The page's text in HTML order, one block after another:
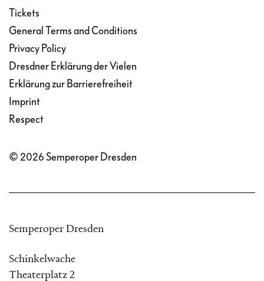
Tickets
General Terms and Conditions
Privacy Policy
Dresdner Erklärung der Vielen
Erklärung zur Barrierefreiheit
Imprint
Respect
© 2026 Semperoper Dresden
Semperoper Dresden
Schinkelwache
Theaterplatz 2